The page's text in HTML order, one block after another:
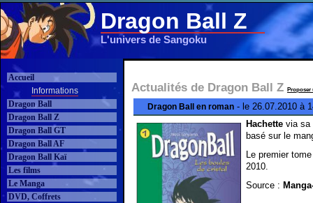
Dragon Ball Z
L'univers de Sangoku
Accueil
Informations
Dragon Ball
Dragon Ball Z
Dragon Ball GT
Dragon Ball AF
Dragon Ball Kaï
Les films
Le Manga
DVD, Coffrets
Actualités de Dragon Ball Z Proposer
Dragon Ball en roman - le 26.07.2010 à
Hachette via sa
basé sur le
Le premier
2010.
Source :